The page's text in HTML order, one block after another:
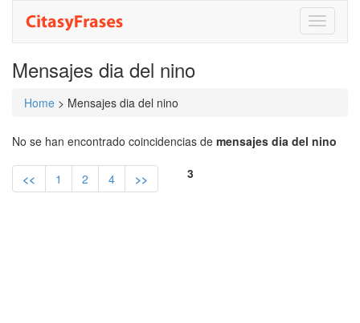
Toggle
Mensajes dia del nino
Home > Mensajes dia del nino
No se han encontrado coincidencias de mensajes dia del nino
<< 1 2 3
4 >>